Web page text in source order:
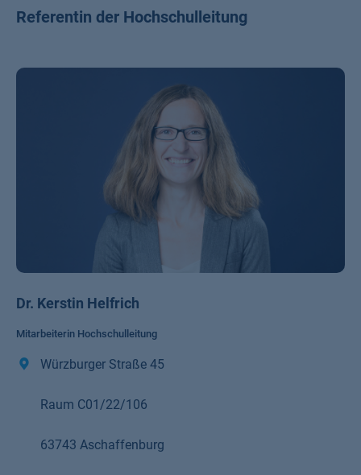
Referentin der Hochschulleitung
Dr. Kerstin Helfrich
Mitarbeiterin Hochschulleitung
Würzburger Straße 45
Raum C01/22/106
63743 Aschaffenburg